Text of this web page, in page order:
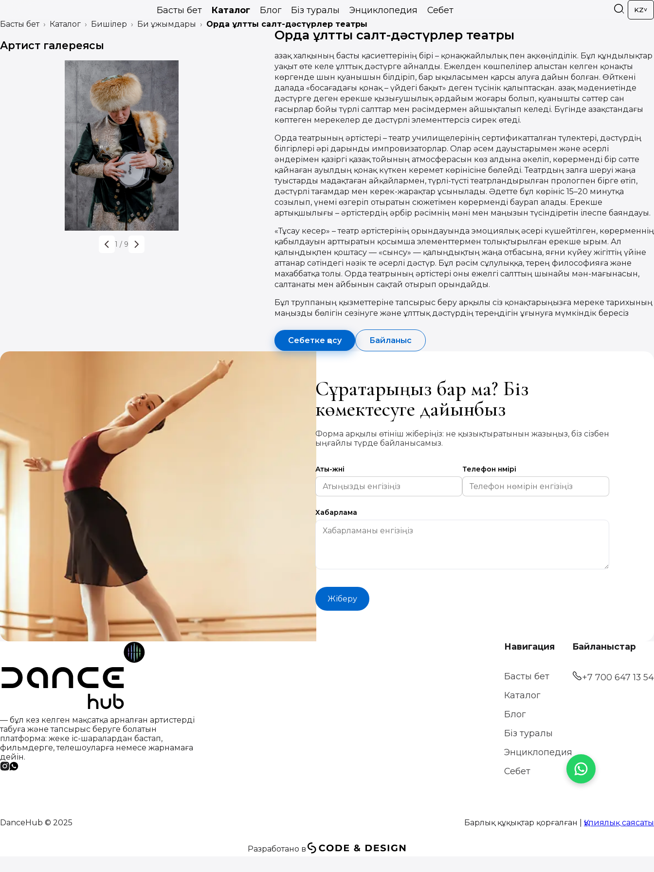
Басты бет Каталог Блог Біз туралы Энциклопедия Себет KZ
Басты бет Каталог Бишілер Би ұжымдары Орда ұлттық салт-дәстүрлер театры
Артист галереясы
1 / 9
Орда ұлттық салт-дәстүрлер театры
Қазақ халқының басты қасиеттерінің бірі – қонақжайлылық пен ақкөңілділік. Бұл құндылықтар
уақыт өте келе ұлттық дәстүрге айналды. Ежелден көшпелілер алыстан келген қонақты
көргенде шын қуанышын білдіріп, бар ықыласымен қарсы алуға дайын болған. Өйткені
далада «босағадағы қонақ – үйдегі бақыт» деген түсінік қалыптасқан. Қазақ мәдениетінде
дәстүрге деген ерекше қызығушылық әрдайым жоғары болып, қуанышты сәттер сан
ғасырлар бойы түрлі салттар мен рәсімдермен айшықталып келеді. Бүгінде Қазақстандағы
көптеген мерекелер де дәстүрлі элементтерсіз сирек өтеді.
Орда театрының әртістері – театр училищелерінің сертификатталған түлектері, дәстүрдің
білгірлері әрі дарынды импровизаторлар. Олар әсем дауыстарымен және әсерлі
әндерімен қазіргі қазақ тойының атмосферасын көз алдына әкеліп, көрерменді бір сәтте
қайнаған ауылдың қонақ күткен керемет көрінісіне бөлейді. Театрдың залға шеруі жаңа
туыстарды мадақтаған айқайлармен, түрлі-түсті театрландырылған прологпен бірге өтіп,
дәстүрлі тағамдар мен керек-жарақтар ұсынылады. Әдетте бұл көрініс 15–20 минутқа
созылып, үнемі өзгеріп отыратын сюжетімен көрерменді баурап алады. Ерекше
артықшылығы – әртістердің әрбір рәсімнің мәні мен маңызын түсіндіретін ілеспе баяндауы.
«Тұсау кесер» – театр әртістерінің орындауында эмоциялық әсері күшейтілген, көрерменнің
қабылдауын арттыратын қосымша элементтермен толықтырылған ерекше ырым. Ал
қалыңдықпен қоштасу — «сынсу» — қалыңдықтың жаңа отбасына, яғни күйеу жігіттің үйіне
аттанар сәтіндегі нәзік те әсерлі дәстүр. Бұл рәсім сұлулыққа, терең философияға және
махаббатқа толы. Орда театрының әртістері оны ежелгі салттың шынайы мән-мағынасын,
салтанаты мен айбынын сақтай отырып орындайды.
Бұл труппаның қызметтеріне тапсырыс беру арқылы сіз қонақтарыңызға мереке тарихының
маңызды бөлігін сезінуге және ұлттық дәстүрдің тереңдігін ұғынуға мүмкіндік бересіз
Себетке қосу Байланыс
Сұрақтарыңыз бар ма? Біз
көмектесуге дайынбыз
Форма арқылы өтініш жіберіңіз: не қызықтыратынын жазыңыз, біз сізбен
ыңғайлы түрде байланысамыз.
Аты-жөні Телефон нөмірі
Хабарлама
Жіберу
— бұл кез келген мақсатқа арналған артистерді
табуға және тапсырыс беруге болатын
платформа: жеке іс-шаралардан бастап,
фильмдерге, телешоуларға немесе жарнамаға
дейін.
Навигация
Басты бет
Каталог
Блог
Біз туралы
Энциклопедия
Себет
Байланыстар
+7 700 647 13 54
DanceHub © 2025 Барлық құқықтар қорғалған | Құпиялық саясаты
Разработано в